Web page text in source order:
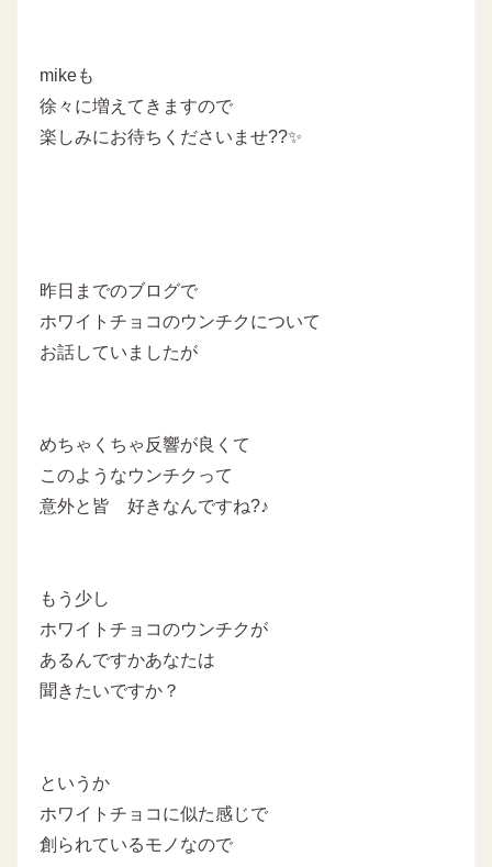
mikeも
徐々に増えてきますので
楽しみにお待ちくださいませ??✨
昨日までのブログで
ホワイトチョコのウンチクについて
お話していましたが
めちゃくちゃ反響が良くて
このようなウンチクって
意外と皆 好きなんですね?♪
もう少し
ホワイトチョコのウンチクが
あるんですかあなたは
聞きたいですか？
というか
ホワイトチョコに似た感じで
創られているモノなので